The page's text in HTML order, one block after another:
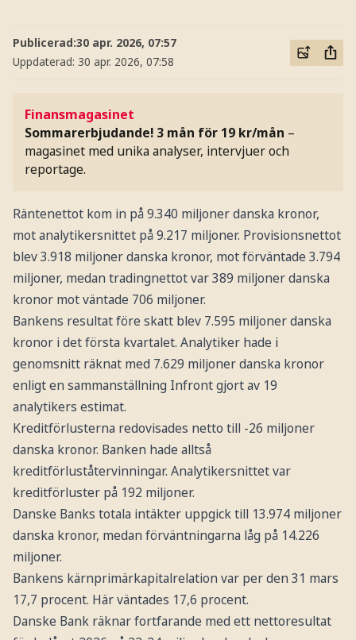
Publicerad:30 apr. 2026, 07:57
Uppdaterad: 30 apr. 2026, 07:58
Finansmagasinet
Sommarerbjudande! 3 mån för 19 kr/mån –
magasinet med unika analyser, intervjuer och
reportage.
Räntenettot kom in på 9.340 miljoner danska kronor,
mot analytikersnittet på 9.217 miljoner. Provisionsnettot
blev 3.918 miljoner danska kronor, mot förväntade 3.794
miljoner, medan tradingnettot var 389 miljoner danska
kronor mot väntade 706 miljoner.
Bankens resultat före skatt blev 7.595 miljoner danska
kronor i det första kvartalet. Analytiker hade i
genomsnitt räknat med 7.629 miljoner danska kronor
enligt en sammanställning Infront gjort av 19
analytikers estimat.
Kreditförlusterna redovisades netto till -26 miljoner
danska kronor. Banken hade alltså
kreditförluståtervinningar. Analytikersnittet var
kreditförluster på 192 miljoner.
Danske Banks totala intäkter uppgick till 13.974 miljoner
danska kronor, medan förväntningarna låg på 14.226
miljoner.
Bankens kärnprimärkapitalrelation var per den 31 mars
17,7 procent. Här väntades 17,6 procent.
Danske Bank räknar fortfarande med ett nettoresultat